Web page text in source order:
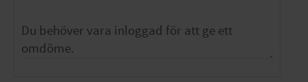
Storlek: 2+2 x c/c50mm avstick
Tryck/Flöde/Temp: PN10, max temp +70°C (+95°C)
Funktion: För PEX-rör